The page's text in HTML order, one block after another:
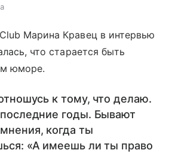
Марина Кравец в интервью
что старается быть
юморе.
к тому, что делаю.
годы. Бывают
когда ты
«А имеешь ли ты право